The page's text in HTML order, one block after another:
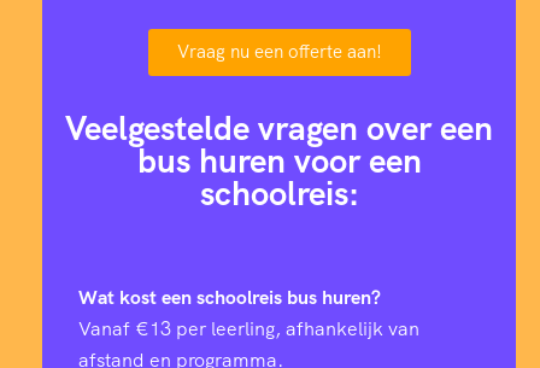
Vraag nu een offerte aan!
Veelgestelde vragen over een
bus huren voor een
schoolreis:
Wat kost een schoolreis bus huren?
Vanaf €13 per leerling, afhankelijk van
afstand en programma.